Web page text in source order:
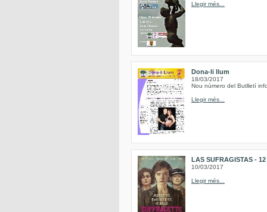
Llegir més...
Dona-li llum
18/03/2017
Nou número del Butlletí
Llegir més...
LAS SUFRAGISTAS -
10/03/2017
Llegir més...